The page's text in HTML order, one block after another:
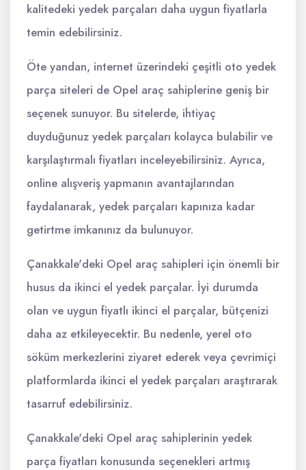
kalitedeki yedek parçaları daha uygun fiyatlarla
temin edebilirsiniz.
Öte yandan, internet üzerindeki çeşitli oto yedek
parça siteleri de Opel araç sahiplerine geniş bir
seçenek sunuyor. Bu sitelerde, ihtiyaç
duyduğunuz yedek parçaları kolayca bulabilir ve
karşılaştırmalı fiyatları inceleyebilirsiniz. Ayrıca,
online alışveriş yapmanın avantajlarından
faydalanarak, yedek parçaları kapınıza kadar
getirtme imkanınız da bulunuyor.
Çanakkale'deki Opel araç sahipleri için önemli bir
husus da ikinci el yedek parçalar. İyi durumda
olan ve uygun fiyatlı ikinci el parçalar, bütçenizi
daha az etkileyecektir. Bu nedenle, yerel oto
söküm merkezlerini ziyaret ederek veya çevrimiçi
platformlarda ikinci el yedek parçaları araştırarak
tasarruf edebilirsiniz.
Çanakkale'deki Opel araç sahiplerinin yedek
parça fiyatları konusunda seçenekleri artmış